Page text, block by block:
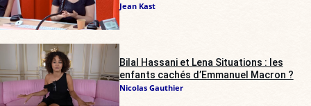
Jean Kast
Bilal Hassani et Lena Situations : les
enfants cachés d’Emmanuel Macron ?
Nicolas Gauthier